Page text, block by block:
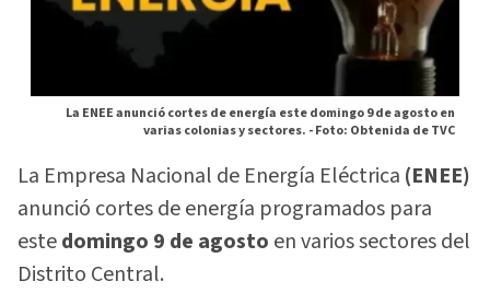
La ENEE anunció cortes de energía este domingo 9 de agosto en
varias colonias y sectores. -Foto: Obtenida de TVC
La Empresa Nacional de Energía Eléctrica (ENEE)
anunció cortes de energía programados para
estedomingo 9 de agosto en varios sectores del
Distrito Central.